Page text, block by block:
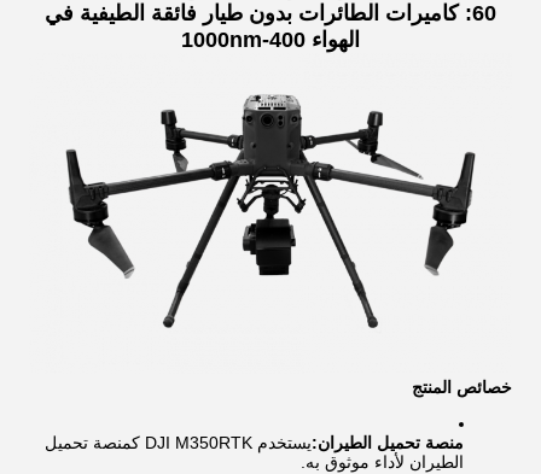
60: كاميرات الطائرات بدون طيار فائقة الطيفية في
الهواء 400-1000nm
خصائص المنتج
منصة تحميل الطيران:
يستخدم DJI M350RTK كمنصة تحميل
الطيران لأداء موثوق به.